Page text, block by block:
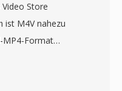
Store
ist M4V nahezu
MP4-Format
primäre